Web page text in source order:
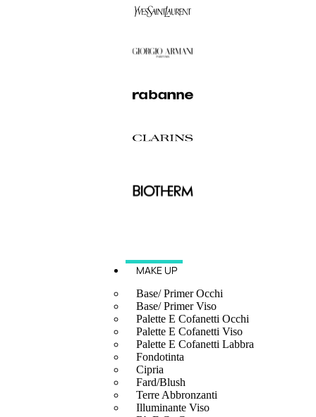
MAKE UP
Base/ Primer Occhi
Base/ Primer Viso
Palette E Cofanetti Occhi
Palette E Cofanetti Viso
Palette E Cofanetti Labbra
Fondotinta
Cipria
Fard/Blush
Terre Abbronzanti
Illuminante Viso